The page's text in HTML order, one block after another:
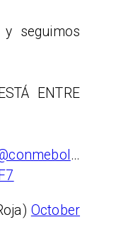
seguimos
ENTRE
…
October